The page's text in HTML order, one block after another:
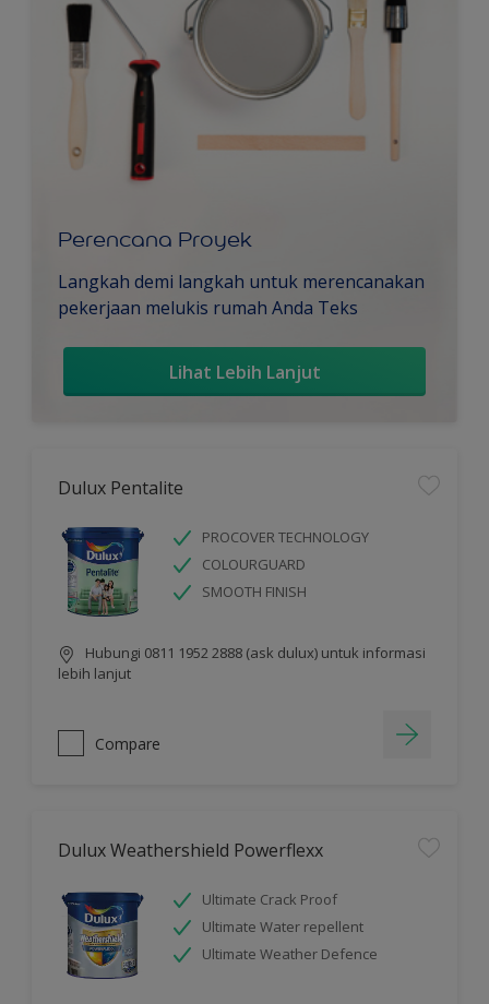
Perencana Proyek
Langkah demi langkah untuk merencanakan
pekerjaan melukis rumah Anda Teks
Lihat Lebih Lanjut
Dulux Pentalite
PROCOVER TECHNOLOGY
COLOURGUARD
SMOOTH FINISH
Hubungi 0811 1952 2888 (ask dulux) untuk informasi
lebih lanjut
Compare
Dulux Weathershield Powerflexx
Ultimate Crack Proof
Ultimate Water repellent
Ultimate Weather Defence